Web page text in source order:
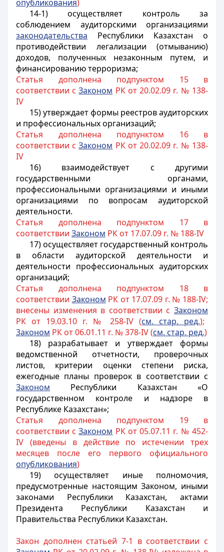
опубликования)
14-1) осуществляет контроль за
соблюдением аудиторскими организациями
законодательства Республики Казахстан о
противодействии легализации (отмыванию)
доходов, полученных незаконным путем, и
финансированию терроризма;
Статья дополнена подпунктом 15 в
соответствии сЗаконом РК от 20.02.09 г. № 138-
IV
15) утверждает формы реестров аудиторских
и профессиональных организаций;
Статья дополнена подпунктом 16 в
соответствии сЗаконом РК от 20.02.09 г. № 138-
IV
16) взаимодействует с другими
государственными органами,
профессиональными организациями и иными
организациями по вопросам аудиторской
деятельности.
Статья дополнена подпунктом 17 в
соответствии Законом РК от 17.07.09 г. № 188-IV
17) осуществляет государственный контроль
в области аудиторской деятельности и
деятельности профессиональных аудиторских
организаций;
Статья дополнена подпунктом 18 в
соответствии Законом РК от 17.07.09 г. № 188-IV;
внесены изменения в соответствии с Законом
РК от 19.03.10 г. № 258-IV (см. стар. ред.);
3аконом РК от 06.01.11 г. № 378-IV (см. стар. ред.)
18) разрабатывает и утверждает формы
ведомственной отчетности, проверочных
листов, критерии оценки степени риска,
ежегодные планы проверок в соответствии с
Законом Республики Казахстан «О
государственном контроле и надзоре в
Республике Казахстан»;
Статья дополнена подпунктом 19 в
соответствии сЗаконом РК от 05.07.11 г. № 452-
IV (введены в действие по истечении трех
месяцев после его первого официального
опубликования)
19) осуществляет иные полномочия,
предусмотренные настоящим Законом, иными
законами Республики Казахстан, актами
Президента Республики Казахстан и
Правительства Республики Казахстан.
Закон дополнен статьей 7-1 в соответствии с